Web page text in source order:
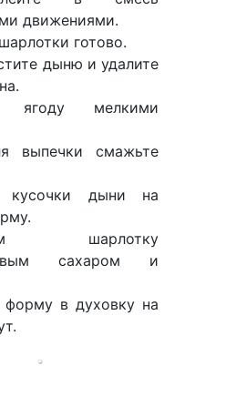
движениями.
готово.
дыню и удалите
ягоду мелкими
выпечки смажьте
кусочки дыни на
шарлотку
сахаром и
форму в духовку на